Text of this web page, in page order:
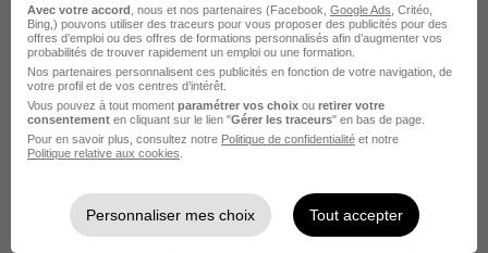
Expert Paie - CDD H/F
Courbevoie - 92 CDD
45 000 - 50 000 € / an
Avec votre accord , nous et nos partenaires (Facebook, Google Ads , Critéo,
Bing,) pouvons utiliser des traceurs pour vous proposer des publicités pour des
offres d’emploi ou des offres de formations personnalisés afin d’augmenter vos
probabilités de trouver rapidement un emploi ou une formation.
Nos partenaires personnalisent ces publicités en fonction de votre navigation, de
votre profil et de vos centres d’intérêt.
Vous pouvez à tout moment paramétrer vos choix ou retirer votre
consentement en cliquant sur le lien "Gérer les traceurs" en bas de page.
Pour en savoir plus, consultez notre Politique de confidentialité et notre
Politique relative aux cookies
Personnaliser mes choix Tout accepter